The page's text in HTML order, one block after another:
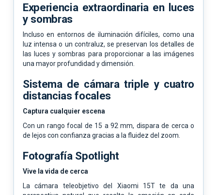
Experiencia extraordinaria en luces
y sombras
Incluso en entornos de iluminación difíciles, como una
luz intensa o un contraluz, se preservan los detalles de
las luces y sombras para proporcionar a las imágenes
una mayor profundidad y dimensión.
Sistema de cámara triple y cuatro
distancias focales
Captura cualquier escena
Con un rango focal de 15 a 92 mm, dispara de cerca o
de lejos con confianza gracias a la fluidez del zoom.
Fotografía Spotlight
Vive la vida de cerca
La cámara teleobjetivo del Xiaomi 15T te da una